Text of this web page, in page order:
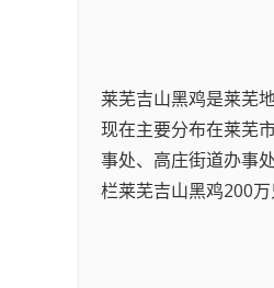
莱芜吉山黑鸡是莱芜
现在主要分布在莱芜
事处、高庄街道办事
栏莱芜吉山黑鸡200万